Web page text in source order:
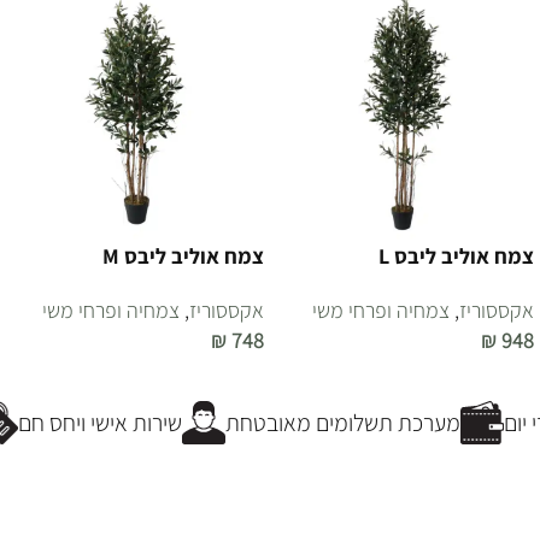
צמח אוליב ליבס L
אקססוריז, צמחיה ופרחי משי
₪948
צמח אוליב ליבס M
אקססוריז, צמחיה ופרחי משי
₪748
שירות אישי ויחס חם מערכת תשלומים מאובטחת